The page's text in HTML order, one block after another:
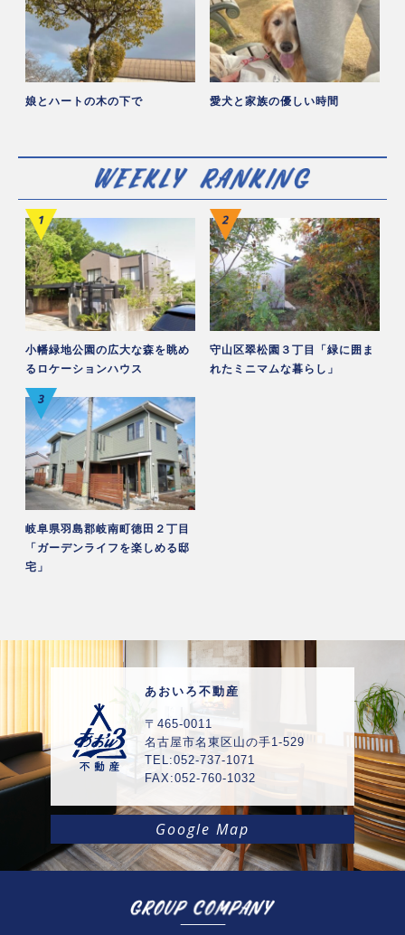
娘とハートの木の下で 愛犬と家族の優しい時間
小幡緑地公園の広大な森を眺め
るロケーションハウス
守山区翠松園３丁目「緑に囲ま
れたミニマムな暮らし」
岐阜県羽島郡岐南町徳田２丁目
「ガーデンライフを楽しめる邸
宅」
あおいろ不動産
〒465-0011
名古屋市名東区山の手1-529
TEL:052-737-1071
FAX:052-760-1032
Google Map